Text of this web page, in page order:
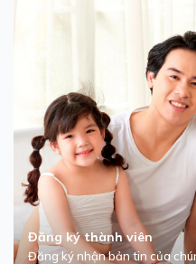
Đăng ký thành viên
Đăng ký nhận bản tin của